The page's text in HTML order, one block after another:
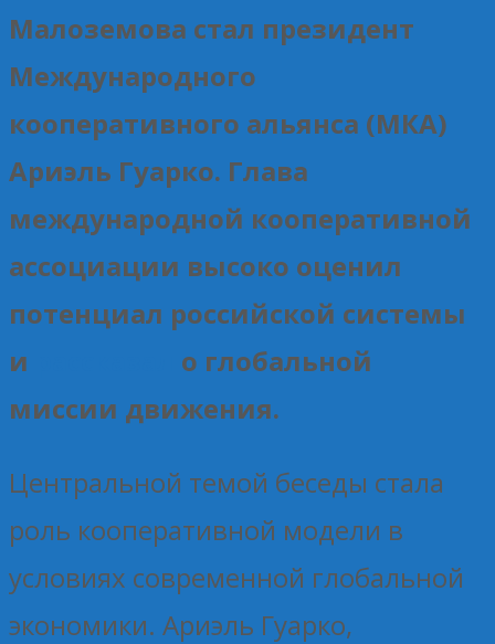
Малоземова стал президент
Международного
кооперативного альянса (МКА)
Ариэль Гуарко. Глава
международной кооперативной
ассоциации высоко оценил
потенциал российской системы
и
о глобальной
миссии движения.
Центральной темой беседы стала
роль кооперативной модели в
условиях современной глобальной
экономики. Ариэль Гуарко,